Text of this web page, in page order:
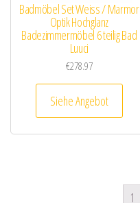
Badmöbel Set Weiss / Marmor
Optik Hochglanz
Badezimmermöbel 6 teilig Bad
Luuci
€278.97
Siehe Angebot
1